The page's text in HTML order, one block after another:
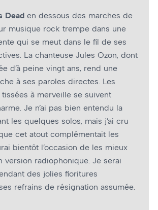
Dead en dessous des marches de
musique rock trempe dans une
qui se meut dans le fil de ses
La chanteuse Jules Ozon, dont
d’à peine vingt ans, rend une
à ses paroles directes. Les
à merveille se suivent
Je n’ai pas bien entendu la
les quelques solos, mais j’ai cru
cet atout complémentait les
bientôt l’occasion de les mieux
version radiophonique. Je serai
des jolies fioritures
refrains de résignation assumée.